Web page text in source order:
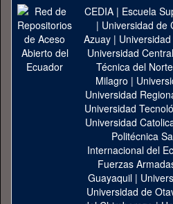
CEDIA| Escuela
| Universidad de
Azuay|
Universidad
Técnica del Norte
Milagro |
Universidad
Universidad
Universidad
Politécnica
Internacional del
Fuerzas
Guayaquil|
Universidad de